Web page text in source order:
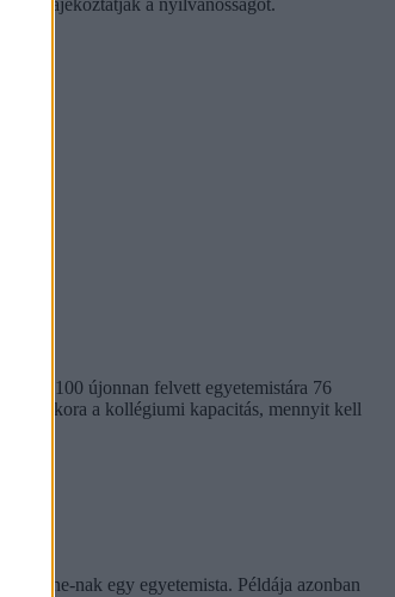
n 100 újonnan felvett egyetemistára 76
mekkora a kollégiumi kapacitás, mennyit kell
nak egy egyetemista. Példája azonban